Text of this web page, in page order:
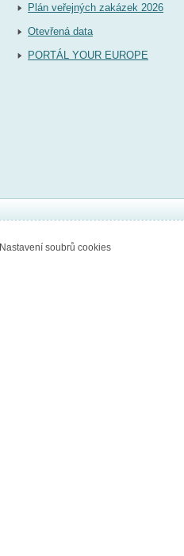
Plán veřejných zakázek 2026
Otevřená data
PORTÁL YOUR EUROPE
Nastavení soubrů cookies